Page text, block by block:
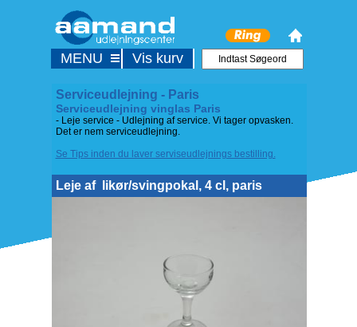
Serviceudlejning - Paris
Serviceudlejning vinglas Paris
- Leje service - Udlejning af service. Vi tager opvasken.
Det er nem serviceudlejning.
Se Tips inden du laver serviseudlejnings bestilling.
Leje af likør/svingpokal, 4 cl, paris
MENU Vis kurv